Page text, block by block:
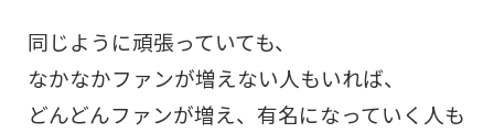
同じように頑張っていても、
なかなかファンが増えない人もいれば、
どんどんファンが増え、有名になっていく人も